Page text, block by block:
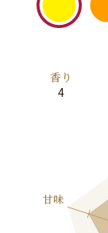
香り
4